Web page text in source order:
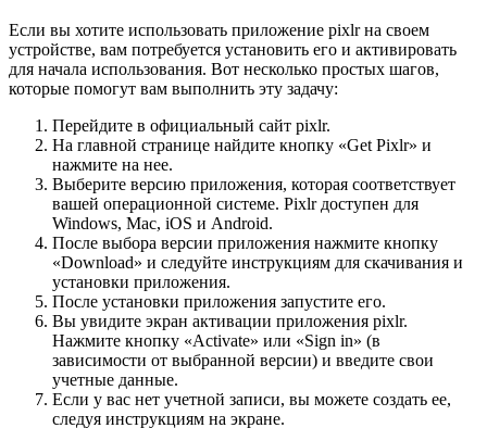
Если вы хотите использовать приложение pixlr на своем
устройстве, вам потребуется установить его и активировать
для начала использования. Вот несколько простых шагов,
которые помогут вам выполнить эту задачу:
Перейдите в официальный сайт pixlr.
На главной странице найдите кнопку «Get Pixlr» и
нажмите на нее.
Выберите версию приложения, которая соответствует
вашей операционной системе. Pixlr доступен для
Windows, Mac, iOS и Android.
После выбора версии приложения нажмите кнопку
«Download» и следуйте инструкциям для скачивания и
установки приложения.
После установки приложения запустите его.
Вы увидите экран активации приложения pixlr.
Нажмите кнопку «Activate» или «Sign in» (в
зависимости от выбранной версии) и введите свои
учетные данные.
Если у вас нет учетной записи, вы можете создать ее,
следуя инструкциям на экране.